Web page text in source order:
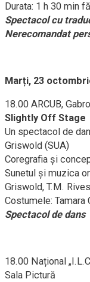
Durata: 1 h 30 min
Spectacol cu
Nerecomandat
Marți, 23
18.00 ARCUB,
Slightly Off Stage
Un spectacol de
Griswold (SUA)
Coregrafia şi
Sunetul şi muzica
Griswold, T.M. Rives
Costumele: Tamara
Spectacol de dans
18.00 Național
Sala Pictură